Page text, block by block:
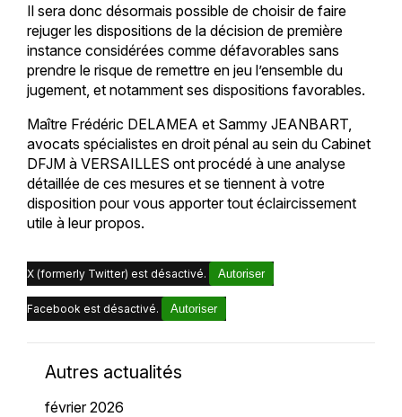
Il sera donc désormais possible de choisir de faire
rejuger les dispositions de la décision de première
instance considérées comme défavorables sans
prendre le risque de remettre en jeu l’ensemble du
jugement, et notamment ses dispositions favorables.
Maître Frédéric DELAMEA et Sammy JEANBART,
avocats spécialistes en droit pénal au sein du Cabinet
DFJM à VERSAILLES ont procédé à une analyse
détaillée de ces mesures et se tiennent à votre
disposition pour vous apporter tout éclaircissement
utile à leur propos.
X (formerly Twitter) est désactivé. Autoriser
Facebook est désactivé. Autoriser
Autres actualités
février 2026